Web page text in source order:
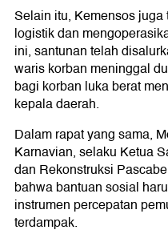
Selain itu, Kemensos
logistik dan
ini, santunan telah
waris korban meninggal
bagi korban luka berat
kepala daerah.
Dalam rapat yang sama,
Karnavian, selaku Ketua
dan Rekonstruksi
bahwa bantuan sosial
instrumen percepatan
terdampak.